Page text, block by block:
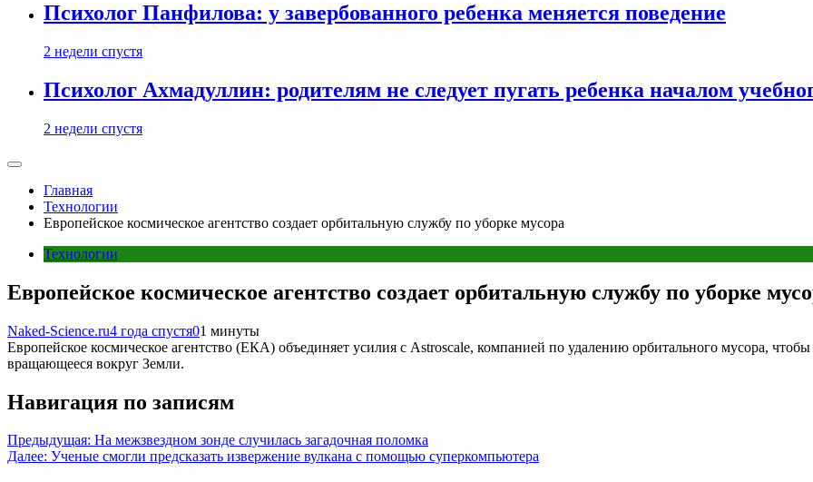
Психолог Панфилова: у завербованного ребенка меняется поведение
2 недели спустя
Психолог Ахмадуллин: родителям не следует пугать ребенка началом
2 недели спустя
Главная
Технологии
Европейское космическое агентство создает орбитальную службу по уборке мусора
Технологии
Европейское космическое агентство создает орбитальную службу по уборке
Naked-Science.ru4 года спустя01 минуты
Европейское космическое агентство (ЕКА) объединяет усилия с Astroscale, компанией по удалению орбитального мусора,
вращающееся вокруг Земли.
Навигация по записям
Предыдущая: На межзвездном зонде случилась загадочная поломка
Далее: Ученые смогли предсказать извержение вулкана с помощью суперкомпьютера